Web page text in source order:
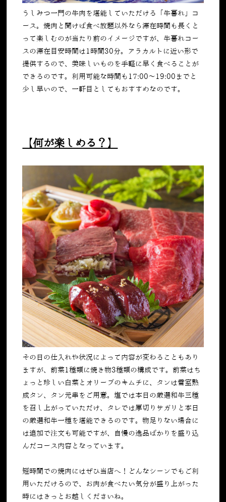
うしみつ一門の牛肉を堪能していただける「牛暮れ」コ
ース。焼肉と聞けば食べ放題以外なら滞在時間も長くと
って楽しむのが当たり前のイメージですが、牛暮れコー
スの滞在目安時間は1時間30分。アラカルトに近い形で
提供するので、美味しいものを手軽に早く食べることが
できるのです。利用可能な時間も17:00～19:00までと
少し早いので、一軒目としてもおすすめなのです。
【何が楽しめる？】
その日の仕入れや状況によって内容が変わることもあり
ますが、前菜1種類に焼き物3種類の構成です。前菜はち
ょっと珍しい白菜とオリーブのキムチに、タンは雪室熟
成タン、タン元串をご用意。塩では本日の厳選和牛三種
を召し上がっていただけ、タレでは厚切りサガリと本日
の厳選和牛一種を堪能できるのです。物足りない場合に
は追加で注文も可能ですが、自慢の逸品ばかりを盛り込
んだコース内容となっています。
短時間での焼肉にはぜひ当店へ！どんなシーンでもご利
用いただけるので、お肉が食べたい気分が盛り上がった
時にはきっとお越しくださいね。